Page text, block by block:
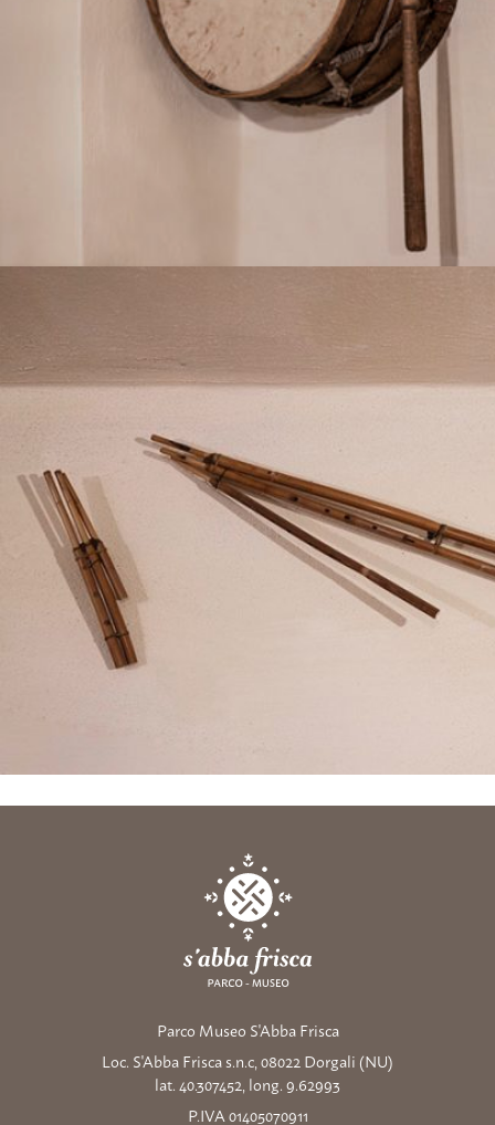
Parco Museo S'Abba Frisca
Loc. S'Abba Frisca s.n.c, 08022 Dorgali (NU)
lat. 40.307452, long. 9.62993
P.IVA 01405070911